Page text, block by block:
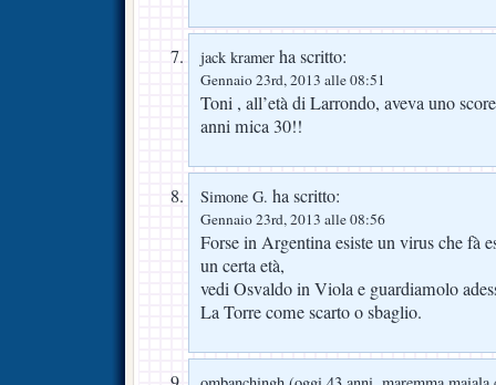
jack kramer ha scritto:
Gennaio 23rd, 2013 alle 08:51
Toni , all’età di Larrondo, aveva uno
anni mica 30!!
Simone G. ha scritto:
Gennaio 23rd, 2013 alle 08:56
Forse in Argentina esiste un virus che fà
un certa età,
vedi Osvaldo in Viola e guardiamolo
La Torre come scarto o sbaglio.